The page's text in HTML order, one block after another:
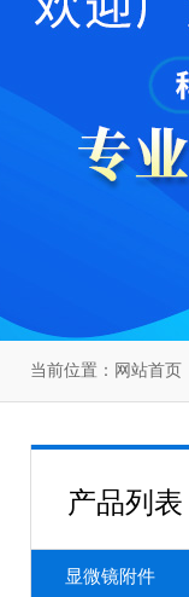
当前位置： 网站首页
产品列表
显微镜附件